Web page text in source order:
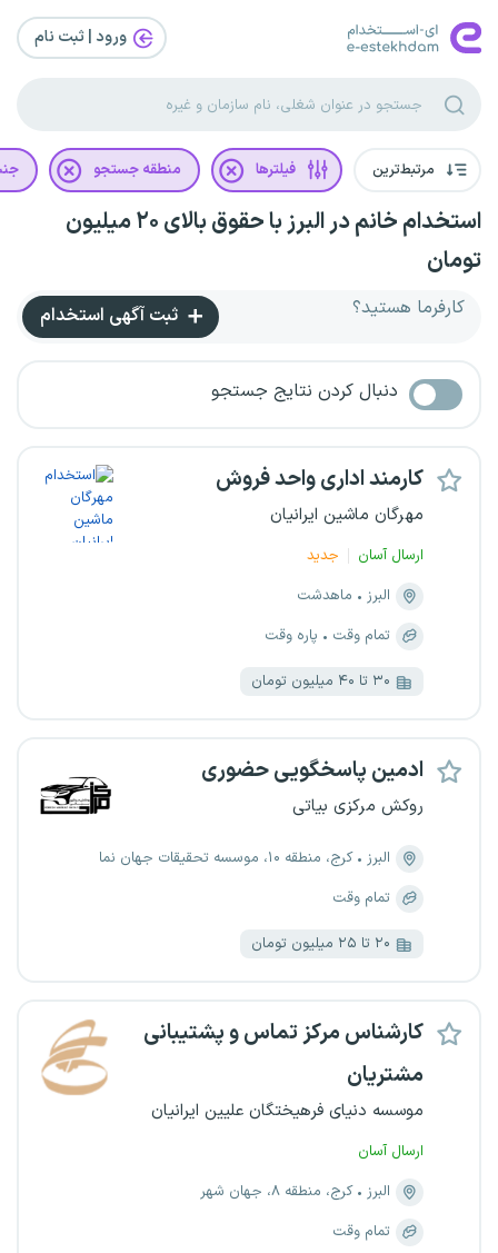
ورود | ثبت‌ نام
مرتبط‌ترین فیلترها منطقه جستجو
استخدام خانم در البرز با حقوق بالای ۲۰ میلیون
تومان
کارفرما هستید؟ ثبت آگهی استخدام
دنبال کردن نتایج جستجو
کارمند اداری واحد فروش
مهرگان ماشین ایرانیان
ارسال آسان
جدید
البرز
ماهدشت
تمام وقت
پاره وقت
۳۰ تا ۴۰ میلیون تومان
ادمین پاسخگویی حضوری
روکش مرکزی بیاتی
البرز
کرج، منطقه ۱۰، موسسه تحقیقات جهان نما
تمام وقت
۲۰ تا ۲۵ میلیون تومان
کارشناس مرکز تماس و پشتیبانی
مشتریان
موسسه دنیای فرهیختگان علیین ایرانیان
ارسال آسان
البرز
کرج، منطقه ۸، جهان شهر
تمام وقت